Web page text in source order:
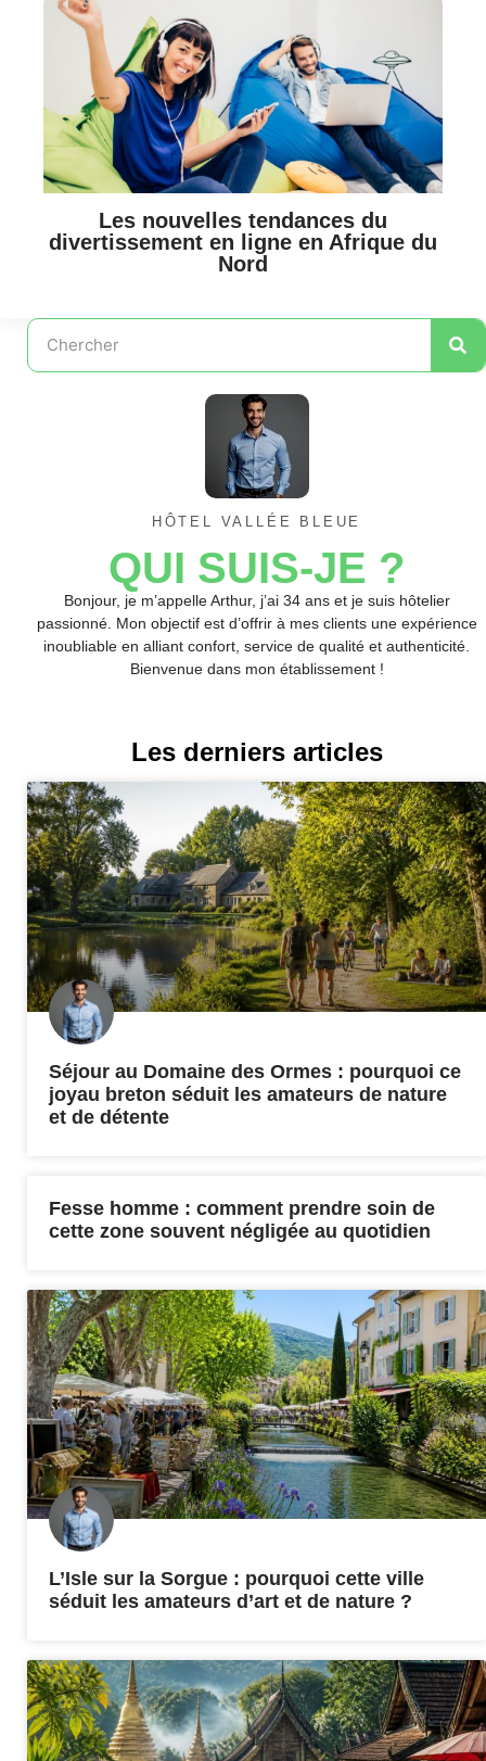
Les nouvelles tendances du
divertissement en ligne en Afrique du
Nord
HÔTEL VALLÉE BLEUE
QUI SUIS-JE ?
Bonjour, je m’appelle Arthur, j’ai 34 ans et je suis hôtelier
passionné. Mon objectif est d’offrir à mes clients une expérience
inoubliable en alliant confort, service de qualité et authenticité.
Bienvenue dans mon établissement !
Les derniers articles
Séjour au Domaine des Ormes : pourquoi ce
joyau breton séduit les amateurs de nature
et de détente
Fesse homme : comment prendre soin de
cette zone souvent négligée au quotidien
L’Isle sur la Sorgue : pourquoi cette ville
séduit les amateurs d’art et de nature ?